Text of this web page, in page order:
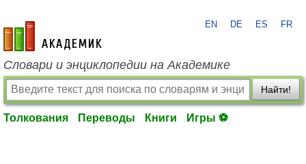
academic.ru
EN DE ES FR
Словари и энциклопедии на Академике
Найти!
Толкования Переводы Книги Игры ⚽